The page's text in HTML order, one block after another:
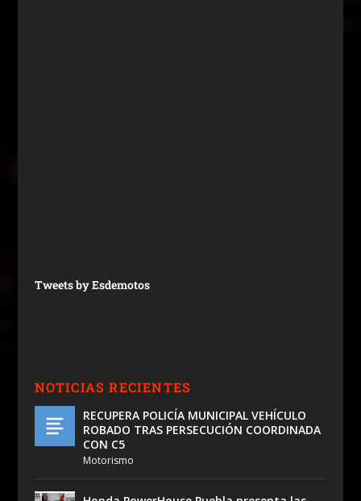
Tweets by Esdemotos
NOTICIAS RECIENTES
RECUPERA POLICÍA MUNICIPAL VEHÍCULO
ROBADO TRAS PERSECUCIÓN COORDINADA
CON C5
Motorismo